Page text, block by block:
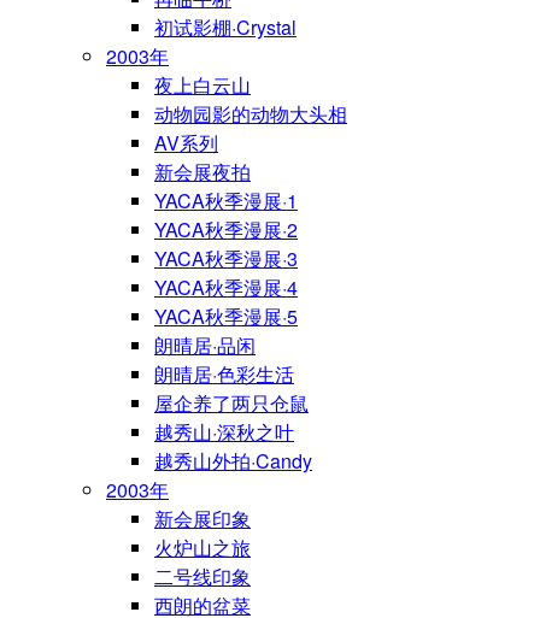
初试影棚·Crystal
2003年
夜上白云山
动物园影的动物大头相
AV系列
新会展夜拍
YACA秋季漫展·1
YACA秋季漫展·2
YACA秋季漫展·3
YACA秋季漫展·4
YACA秋季漫展·5
朗晴居·品闲
朗晴居·色彩生活
屋企养了两只仓鼠
越秀山·深秋之叶
越秀山外拍·Candy
2003年
新会展印象
火炉山之旅
二号线印象
西朗的盆菜